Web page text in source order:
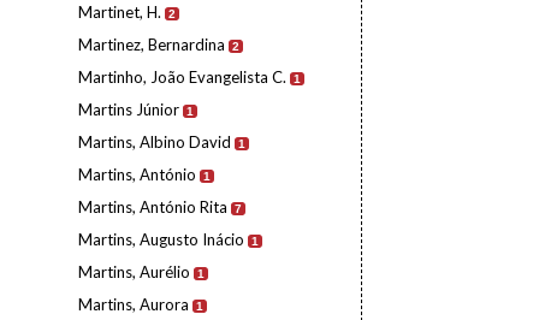
Martinet, H. 2
Martinez, Bernardina 2
Martinho, João Evangelista C. 1
Martins Júnior 1
Martins, Albino David 1
Martins, António 1
Martins, António Rita 7
Martins, Augusto Inácio 1
Martins, Aurélio 1
Martins, Aurora 1